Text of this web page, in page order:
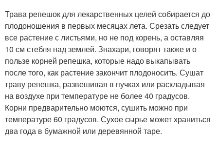
Трава репешок для лекарственных целей собирается до
плодоношения в первых месяцах лета. Срезать следует
все растение с листьями, но не под корень, а оставляя
10 см стебля над землей. Знахари, говорят также и о
пользе корней репешка, которые надо выкапывать
после того, как растение закончит плодоносить. Сушат
траву репешка, развешивая в пучках или раскладывая
на воздухе при температуре не более 40 градусов.
Корни предварительно моются, сушить можно при
температуре 60 градусов. Сухое сырье может храниться
два года в бумажной или деревянной таре.